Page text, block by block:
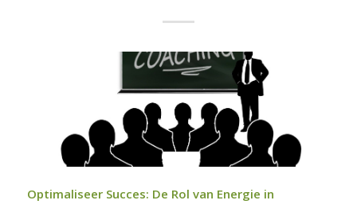
Optimaliseer Succes: De Rol van Energie in